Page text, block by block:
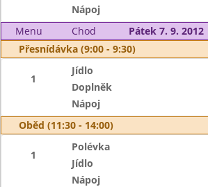
Nápoj
Menu
Chod
Pátek 7. 9. 2012
Přesnídávka (9:00 - 9:30)
1
Jídlo
Doplněk
Nápoj
Oběd (11:30 - 14:00)
1
Polévka
Jídlo
Nápoj